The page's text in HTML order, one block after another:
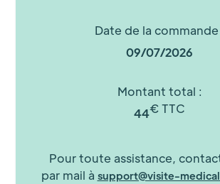
Date de la commande
09/07/2026
Montant total :
44€ TTC
Pour toute assistance,
par mail à support@visite-